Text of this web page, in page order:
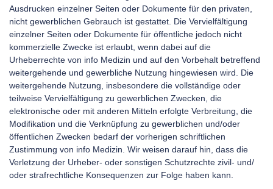
Ausdrucken einzelner Seiten oder Dokumente für den privaten,
nicht gewerblichen Gebrauch ist gestattet. Die Vervielfältigung
einzelner Seiten oder Dokumente für öffentliche jedoch nicht
kommerzielle Zwecke ist erlaubt, wenn dabei auf die
Urheberrechte von info Medizin und auf den Vorbehalt betreffend
weitergehende und gewerbliche Nutzung hingewiesen wird. Die
weitergehende Nutzung, insbesondere die vollständige oder
teilweise Vervielfältigung zu gewerblichen Zwecken, die
elektronische oder mit anderen Mitteln erfolgte Verbreitung, die
Modifikation und die Verknüpfung zu gewerblichen und/oder
öffentlichen Zwecken bedarf der vorherigen schriftlichen
Zustimmung von info Medizin. Wir weisen darauf hin, dass die
Verletzung der Urheber- oder sonstigen Schutzrechte zivil- und/
oder strafrechtliche Konsequenzen zur Folge haben kann.